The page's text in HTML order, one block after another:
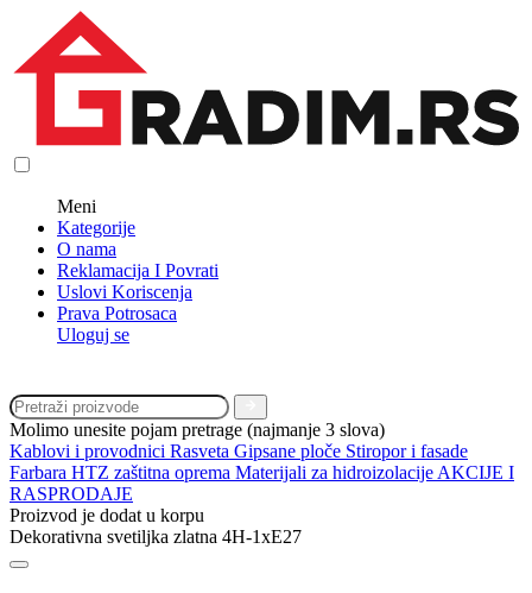
Meni
Kategorije
O nama
Reklamacija I Povrati
Uslovi Koriscenja
Prava Potrosaca
Uloguj se
Molimo unesite pojam pretrage (najmanje 3 slova)
Kablovi i provodnici Rasveta Gipsane ploče Stiropor i fasade
Farbara HTZ zaštitna oprema Materijali za hidroizolacije AKCIJE I
RASPRODAJE
Proizvod je dodat u korpu
Dekorativna svetiljka zlatna 4H-1xE27